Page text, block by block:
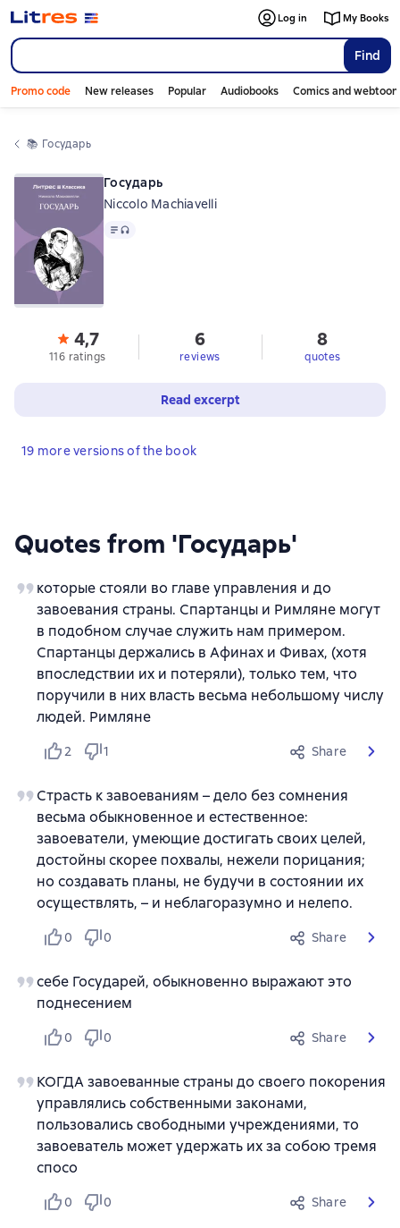
Find
Log in My Books
Promo code New releases Popular Audiobooks Comics and
📚 Государь
Quotes from 'Государь'
которые стояли во главе управления и до
завоевания страны. Спартанцы и Римляне могут
в подобном случае служить нам примером.
Спартанцы держались в Афинах и Фивах, (хотя
впоследствии их и потеряли), только тем, что
поручили в них власть весьма небольшому числу
людей. Римляне
2 1 Share
Страсть к завоеваниям – дело без сомнения
весьма обыкновенное и естественное:
завоеватели, умеющие достигать своих целей,
достойны скорее похвалы, нежели порицания;
но создавать планы, не будучи в состоянии их
осуществлять, – и неблагоразумно и нелепо.
0 0 Share
себе Государей, обыкновенно выражают это
поднесением
0 0 Share
КОГДА завоеванные страны до своего покорения
управлялись собственными законами,
пользовались свободными учреждениями, то
завоеватель может удержать их за собою тремя
спосо
0 0 Share
Государь
Niccolo Machiavelli
Text, audio format available
4,7
116 ratings
6
reviews
8
quotes
Read excerpt
19 more versions of the book